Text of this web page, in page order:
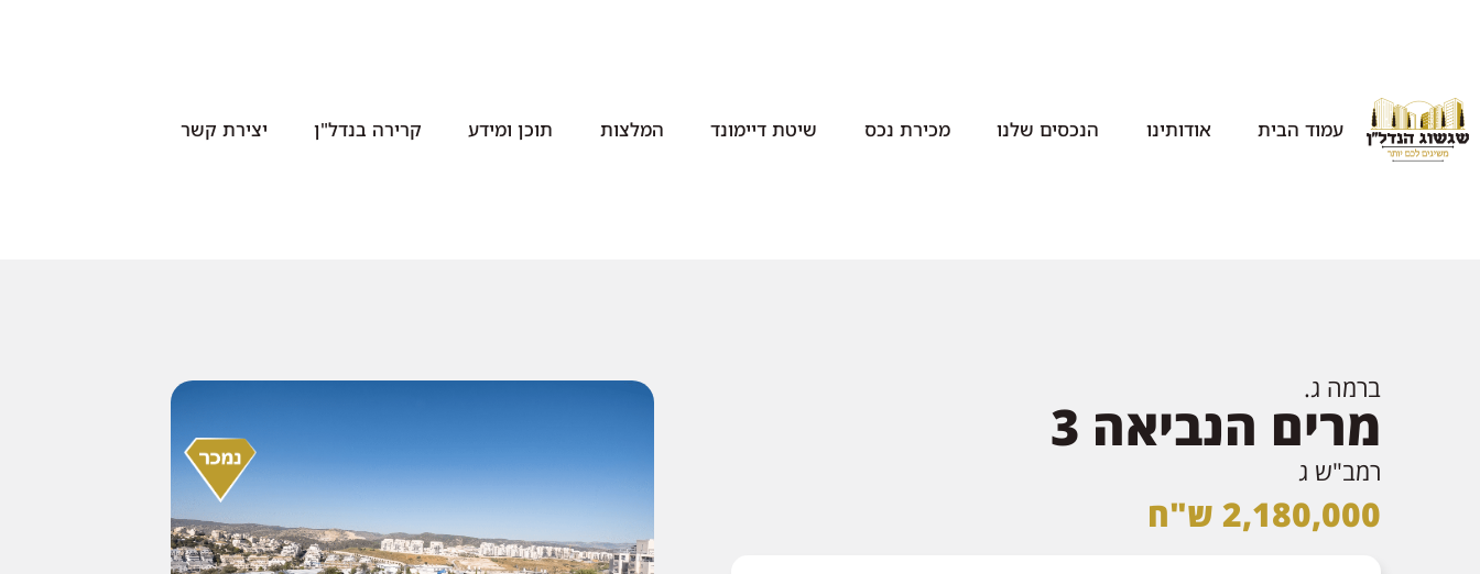
עמוד הבית אודותינו הנכסים שלנו מכירת נכס שיטת דיימונד המלצות תוכן ומידע קרירה בנדל"ן יצירת קשר
ברמה ג.
מרים הנביאה 3
רמב"ש ג
2,180,000 ש"ח
נמכר